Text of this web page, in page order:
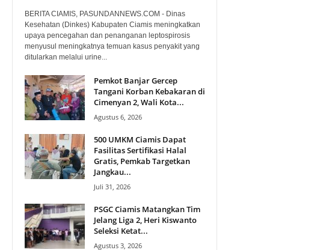
BERITA CIAMIS, PASUNDANNEWS.COM - Dinas
Kesehatan (Dinkes) Kabupaten Ciamis meningkatkan
upaya pencegahan dan penanganan leptospirosis
menyusul meningkatnya temuan kasus penyakit yang
ditularkan melalui urine...
Pemkot Banjar Gercep
Tangani Korban Kebakaran di
Cimenyan 2, Wali Kota...
Agustus 6, 2026
500 UMKM Ciamis Dapat
Fasilitas Sertifikasi Halal
Gratis, Pemkab Targetkan
Jangkau...
Juli 31, 2026
PSGC Ciamis Matangkan Tim
Jelang Liga 2, Heri Kiswanto
Seleksi Ketat...
Agustus 3, 2026